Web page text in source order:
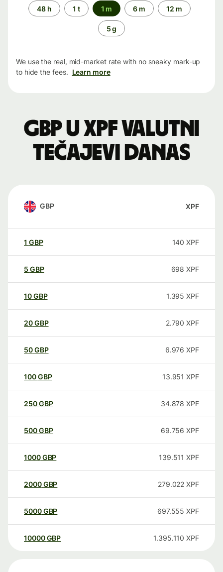
Time
period
48 h 1 t 1 m 6 m 12 m
5 g
We use the real, mid-market rate with no sneaky mark-up
to hide the fees. Learn more
GBP u XPF valutni
tečajevi danas
GBP XPF
1 GBP 140 XPF
5 GBP 698 XPF
10GBP 1.395 XPF
20GBP 2.790 XPF
50GBP 6.976 XPF
100GBP 13.951 XPF
250GBP 34.878 XPF
500GBP 69.756 XPF
1000GBP 139.511 XPF
2000GBP 279.022 XPF
5000GBP 697.555 XPF
10000 GBP 1.395.110 XPF